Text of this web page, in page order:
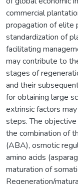
commercial
propagation of elite
standardization of
facilitating
may contribute to
stages of
and their
for obtaining large
extrinsic factors
steps. The
the combination of
(ABA), osmotic
amino acids
maturation of
Regeneration/